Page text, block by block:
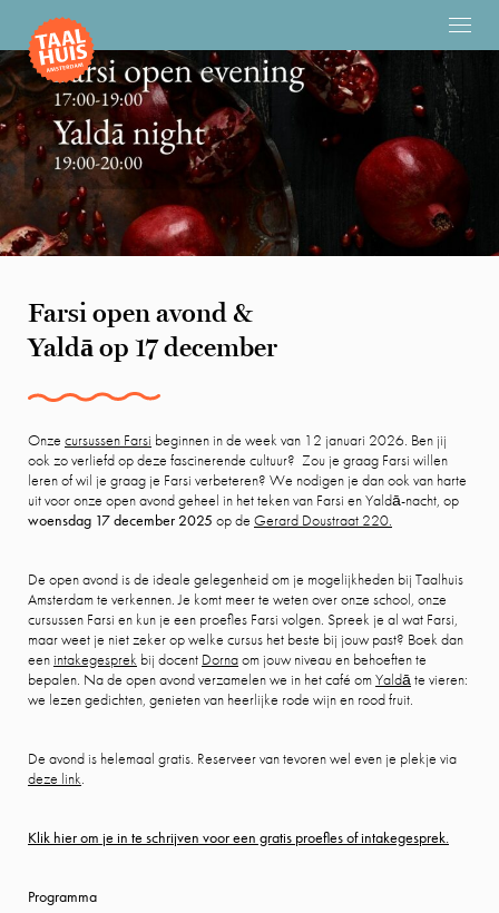
Farsi open avond &
Yaldā op 17 december
Onze cursussen Farsi beginnen in de week van 12 januari 2026. Ben jij
ook zo verliefd op deze fascinerende cultuur? Zou je graag Farsi willen
leren of wil je graag je Farsi verbeteren? We nodigen je dan ook van harte
uit voor onze open avond geheel in het teken van Farsi en Yaldā-nacht, op
woensdag 17 december 2025 op de Gerard Doustraat 220.
De open avond is de ideale gelegenheid om je mogelijkheden bij Taalhuis
Amsterdam te verkennen. Je komt meer te weten over onze school, onze
cursussen Farsi en kun je een proefles Farsi volgen. Spreek je al wat Farsi,
maar weet je niet zeker op welke cursus het beste bij jouw past? Boek dan
eenintakegesprek bij docent Dornaom jouw niveau en behoeften te
bepalen. Na de open avond verzamelen we in het café omYaldāte vieren:
we lezen gedichten, genieten van heerlijke rode wijn en rood fruit.
De avond is helemaal gratis. Reserveer van tevoren wel even je plekje via
deze link.
Klik hier om je in te schrijven voor een gratis proefles of intakegesprek.
Programma